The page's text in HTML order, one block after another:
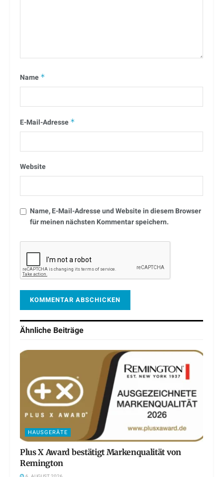
Name *
E-Mail-Adresse *
Website
Name, E-Mail-Adresse und Website in diesem Browser
für meinen nächsten Kommentar speichern.
Ähnliche Beiträge
HAUSGERÄTE
Plus X Award bestätigt Markenqualität von
Remington